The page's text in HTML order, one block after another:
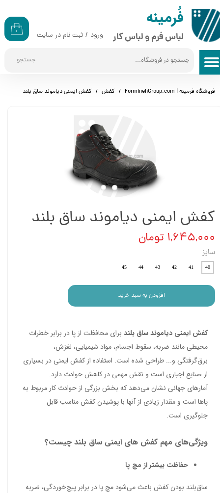
​​فُرمینه
لباس فرم و لباس کار
جستجو
۰ ورود / ثبت نام در سایت
حساب کاربری من
تغییر گذر واژه
سفارشات
خروج از حساب کاربری
فروشگاه فرمینه | ForminehGroup.com کفش کفش ایمنی دیاموند ساق بلند
کفش ایمنی دیاموند ساق بلند
۱,۶۴۵,۰۰۰ تومان
سایز
40
41
42
43
44
45
افزودن به سبد خرید
کفش ایمنی دیاموند ساق بلند برای محافظت از پا در برابر خطرات
محیطی مانند ضربه، سقوط اجسام، مواد شیمیایی، لغزش،
برق‌گرفتگی و... طراحی شده است. استفاده از کفش‌ ایمنی در بسیاری
از صنایع اجباری است و نقش مهمی در کاهش حوادث دارد.
آمارهای جهانی نشان می‌دهد که بخش بزرگی از حوادث کار مربوط به
پاها است و مقدار زیادی از آنها با پوشیدن کفش مناسب قابل
جلوگیری است.
ویژگی‌های مهم کفش های ایمنی ساق‌ بلند چیست؟
حفاظت بیشتر از مچ پا
ساق‌بلند بودن کفش باعث می‌شود مچ پا در برابر پیچ‌خوردگی، ضربه